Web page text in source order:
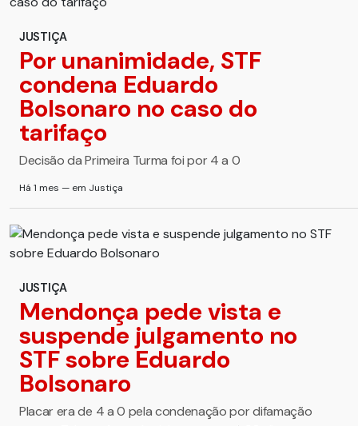
JUSTIÇA
Por unanimidade, STF
condena Eduardo
Bolsonaro no caso do
tarifaço
Decisão da Primeira Turma foi por 4 a 0
Há 1 mes — em Justiça
JUSTIÇA
Mendonça pede vista e
suspende julgamento no
STF sobre Eduardo
Bolsonaro
Placar era de 4 a 0 pela condenação por difamação